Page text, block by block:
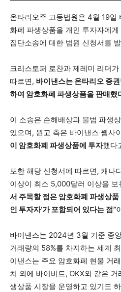
온타리오주 고등법원은 4월 19일
화폐 파생상품을 개인 투자자에
집단소송에 대한 법원 신청서를
크리스토퍼 로찬과 제레미 리더
따르면, 바이낸스는 온타리오 증
하여 암호화폐 파생상품을 판매했
이 소송은 손해배상과 불법 파생
있으며, 원고 측은 바이낸스 웹사
이 암호화폐 파생상품에 투자했다
또한 해당 신청서에 따르면, 캐나
이상이 최소 5,000달러 이상을 보
서 주목할 점은 암호화폐 파생상
인 투자자‘가 포함되어 있다는 점”
바이낸스는 2024년 3월 기준 중
거래량의 58%를 차지하는 세계
이낸스는 주요 암호화폐 현물 거
치 외에 바이비트, OKX와 같은
생상품 시장을 운영하고 있기도